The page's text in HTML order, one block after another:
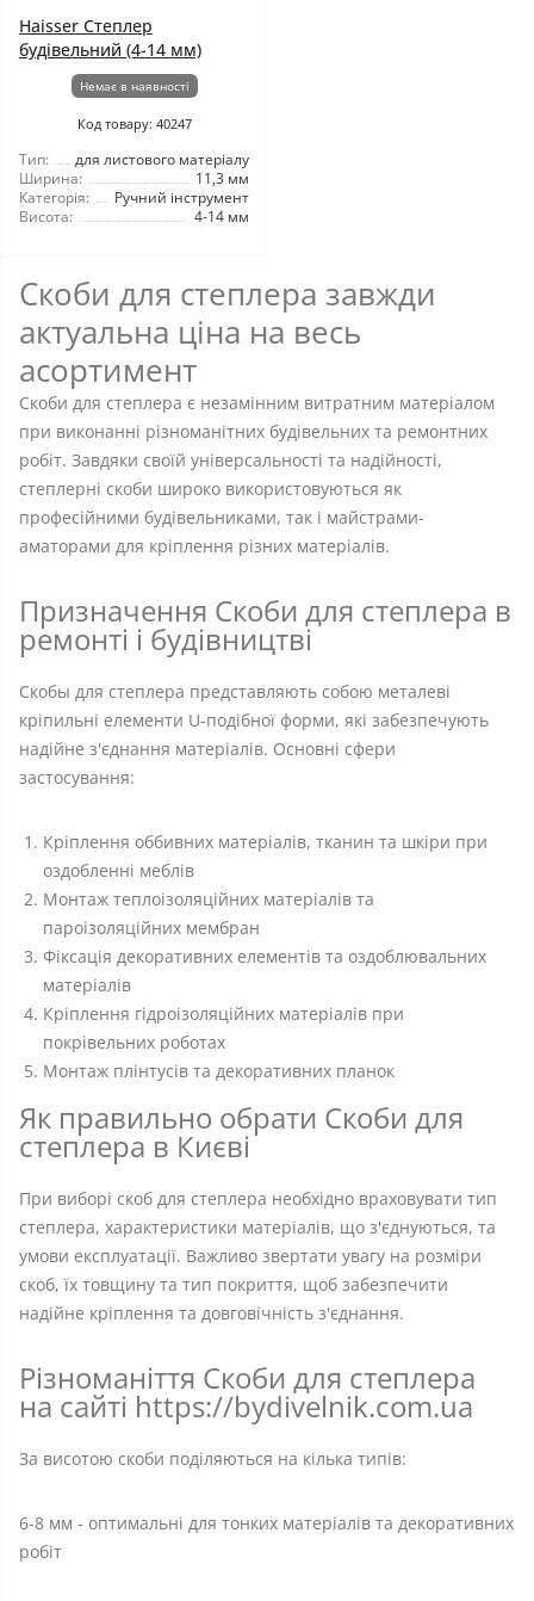
Haisser Степлер
будівельний (4-14 мм)
Немає в наявності
Код товару: 40247
Тип:
для листового матеріалу
Ширина:
11,3 мм
Категорія:
Ручний інструмент
Висота:
4-14 мм
Скоби для степлера завжди
актуальна ціна на весь
асортимент
Скоби для степлера є незамінним витратним матеріалом
при виконанні різноманітних будівельних та ремонтних
робіт. Завдяки своїй універсальності та надійності,
степлерні скоби широко використовуються як
професійними будівельниками, так і майстрами-
аматорами для кріплення різних матеріалів.
Призначення Скоби для степлера в
ремонті і будівництві
Скобы для степлера представляють собою металеві
кріпильні елементи U-подібної форми, які забезпечують
надійне з'єднання матеріалів. Основні сфери
застосування:
Кріплення оббивних матеріалів, тканин та шкіри при
оздобленні меблів
Монтаж теплоізоляційних матеріалів та
пароізоляційних мембран
Фіксація декоративних елементів та оздоблювальних
матеріалів
Кріплення гідроізоляційних матеріалів при
покрівельних роботах
Монтаж плінтусів та декоративних планок
Як правильно обрати Скоби для
степлера в Києві
При виборі скоб для степлера необхідно враховувати тип
степлера, характеристики матеріалів, що з'єднуються, та
умови експлуатації. Важливо звертати увагу на розміри
скоб, їх товщину та тип покриття, щоб забезпечити
надійне кріплення та довговічність з'єднання.
Різноманіття Скоби для степлера
на сайті https://bydivelnik.com.ua
За висотою скоби поділяються на кілька типів:
6-8 мм - оптимальні для тонких матеріалів та декоративних
робіт